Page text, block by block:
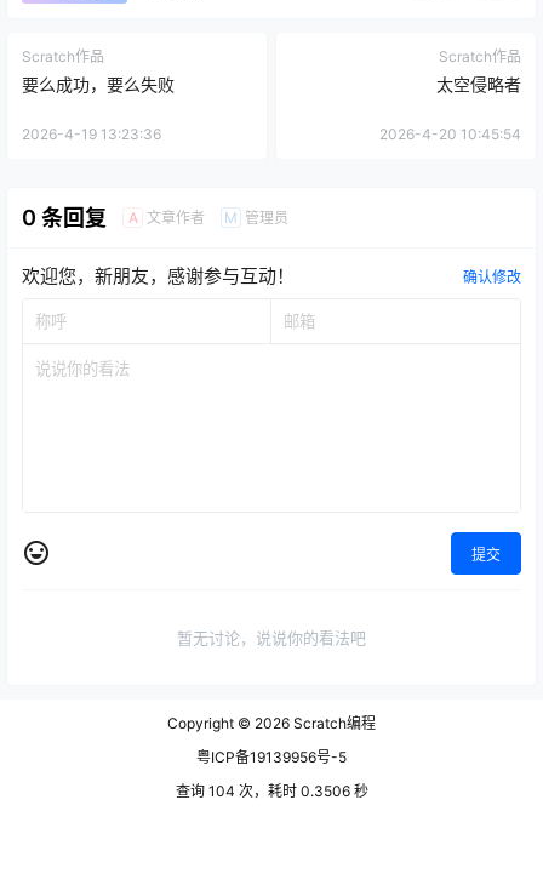
Scratch作品
要么成功，要么失败
2026-4-19 13:23:36
Scratch作品
太空侵略者
2026-4-20 10:45:54
0 条回复 A 文章作者 M 管理员
欢迎您，新朋友，感谢参与互动！ 确认修改
提交
暂无讨论，说说你的看法吧
Copyright © 2026 Scratch编程
粤ICP备19139956号-5
查询 104 次，耗时 0.3506 秒